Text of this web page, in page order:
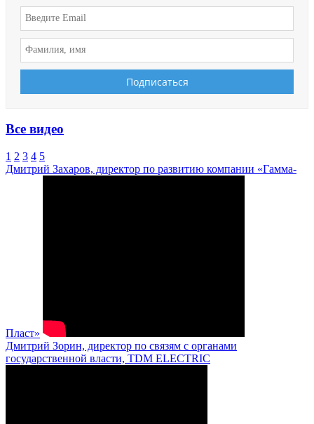
Все видео
1 2 3 4 5
Дмитрий Захаров, директор по развитию компании «Гамма-
Пласт»
Дмитрий Зорин, директор по связям с органами
государственной власти, TDM ELECTRIC